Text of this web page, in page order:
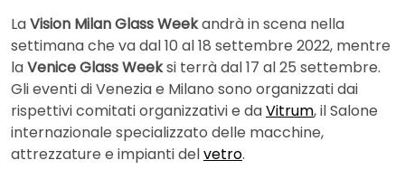
LaVision Milan Glass Weekandrà in scena nella
settimana che va dal 10 al 18 settembre 2022, mentre
laVenice Glass Weeksi terrà dal 17 al 25 settembre.
Gli eventi di Venezia e Milano sono organizzati dai
rispettivi comitati organizzativi e daVitrum, il Salone
internazionale specializzato delle macchine,
attrezzature e impianti delvetro.